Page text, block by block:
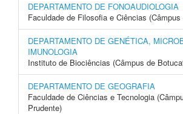
DEPARTAMENTO DE FONOAUDIOLOGIA
Faculdade de Filosofia e Ciências
DEPARTAMENTO DE GENÉTICA,
IMUNOLOGIA
Instituto de Biociências (Câmpus de
DEPARTAMENTO DE GEOGRAFIA
Faculdade de Ciências e Tecnologia
Prudente)